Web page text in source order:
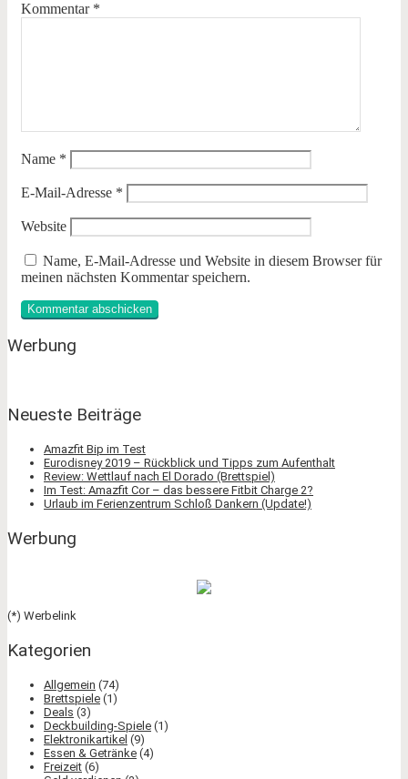
Kommentar *
Name *
E-Mail-Adresse *
Website
Name, E-Mail-Adresse und Website in diesem Browser für
meinen nächsten Kommentar speichern.
Werbung
Neueste Beiträge
Amazfit Bip im Test
Eurodisney 2019 – Rückblick und Tipps zum Aufenthalt
Review: Wettlauf nach El Dorado (Brettspiel)
Im Test: Amazfit Cor – das bessere Fitbit Charge 2?
Urlaub im Ferienzentrum Schloß Dankern (Update!)
Werbung
(*) Werbelink
Kategorien
Allgemein (74)
Brettspiele (1)
Deals (3)
Deckbuilding-Spiele (1)
Elektronikartikel (9)
Essen & Getränke (4)
Freizeit (6)